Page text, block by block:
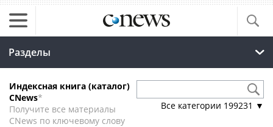
Разделы
Индексная книга (каталог)
CNews*
Получите все материалы
CNews по ключевому слову
Все категории 199231 ▼